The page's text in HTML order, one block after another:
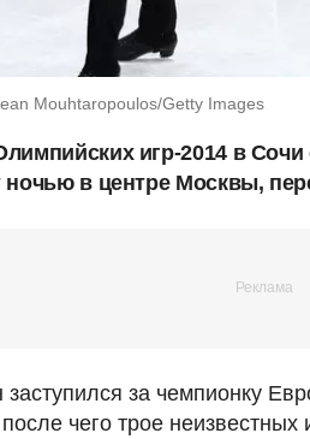
Mouhtaropoulos/Getty Images
игр-2014 в
в центре Москвы,
заступился за чемпионку
чего трое